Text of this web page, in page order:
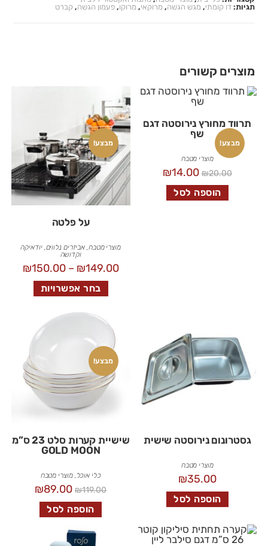
תגיות:דו קומתי, מגש הגשה, מרוקאי, מרוקו,פעמון הגשה, קברט
מוצרים קשורים
מבצע!
תרווד מחורץ נירוסטה דגם
שף
מוצרי מטבח
₪20.00
₪14.00
הוספה לסל
מבצע!
על פלטה
מוצרי מטבח, אביזרים נלווים,יודאיקה
וקדושה
₪149.00
–
₪150.00
בחר אפשרויות
גסטרונום נירוסטה שישית
מוצרי מטבח
₪35.00
הוספה לסל
מבצע!
שישיית קערות סלט 23 ס”מ
GOLD MOON
כלי אוכל,מוצרי מטבח
₪119.00
₪89.00
הוספה לסל